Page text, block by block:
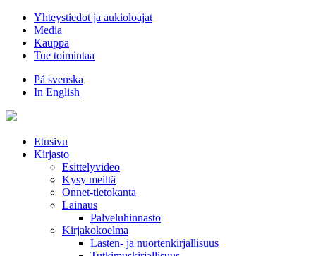
Hyppää
sisältöön
Yhteystiedot ja aukioloajat
Media
Kauppa
Tue toimintaa
På svenska
In English
Etusivu
Kirjasto
Esittelyvideo
Kysy meiltä
Onnet-tietokanta
Lainaus
Palveluhinnasto
Kirjakokoelma
Lasten- ja nuortenkirjallisuus